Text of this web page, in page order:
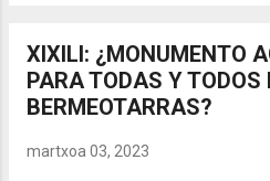
uno de los
curiosidad?
video... El origen
las obras que se
XIXILI: ¿MONUMENTO
PARA TODAS Y TODOS
BERMEOTARRAS?
martxoa 03, 2023